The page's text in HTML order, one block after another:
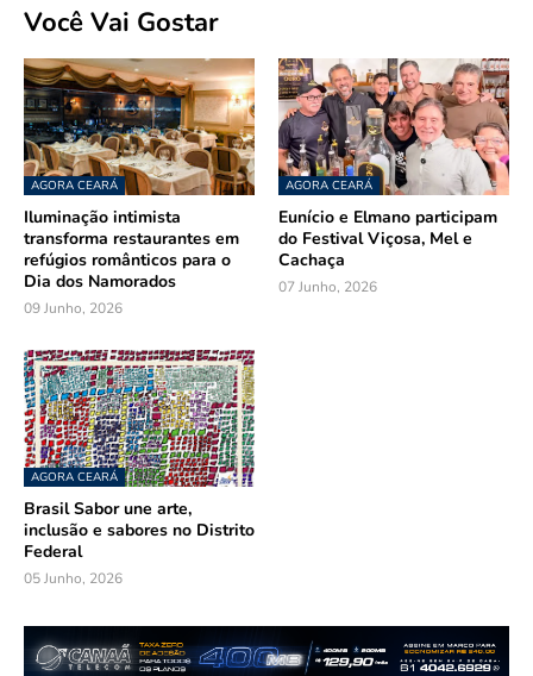
Você Vai Gostar
AGORA CEARÁ
Iluminação intimista
transforma restaurantes em
refúgios românticos para o
Dia dos Namorados
09 Junho, 2026
AGORA CEARÁ
Eunício e Elmano participam
do Festival Viçosa, Mel e
Cachaça
07 Junho, 2026
AGORA CEARÁ
Brasil Sabor une arte,
inclusão e sabores no Distrito
Federal
05 Junho, 2026